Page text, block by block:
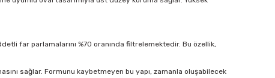
far parlamalarını %70 oranında filtrelemektedir. Bu özellik,
sağlar. Formunu kaybetmeyen bu yapı, zamanla oluşabilecek